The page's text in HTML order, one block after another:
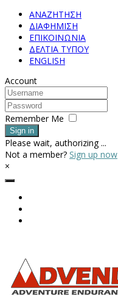
ΑΝΑΖΗΤΗΣΗ
ΔΙΑΦΗΜΙΣΗ
ΕΠΙΚΟΙΝΩΝΙΑ
ΔΕΛΤΙΑ ΤΥΠΟΥ
ENGLISH
Account
Remember Me
Sign in
Please wait, authorizing ...
Not a member? Sign up now
×